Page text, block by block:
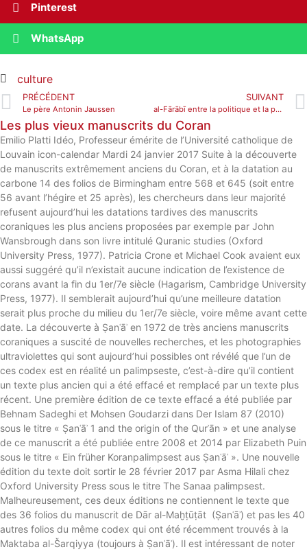
Pinterest
WhatsApp
culture
PRÉCÉDENT
Le père Antonin Jaussen
SUIVANT
al-Fārābī entre la politique et la philosophie de la religion
Les plus vieux manuscrits du Coran
Emilio Platti Idéo, Professeur émérite de l’Université catholique de
Louvain icon-calendar Mardi 24 janvier 2017 Suite à la découverte
de manuscrits extrêmement anciens du Coran, et à la datation au
carbone 14 des folios de Birmingham entre 568 et 645 (soit entre
56 avant l’hégire et 25 après), les chercheurs dans leur majorité
refusent aujourd’hui les datations tardives des manuscrits
coraniques les plus anciens proposées par exemple par John
Wansbrough dans son livre intitulé Quranic studies (Oxford
University Press, 1977). Patricia Crone et Michael Cook avaient eux
aussi suggéré qu’il n’existait aucune indication de l’existence de
corans avant la fin du 1er/7e siècle (Hagarism, Cambridge University
Press, 1977). Il semblerait aujourd’hui qu’une meilleure datation
serait plus proche du milieu du 1er/7e siècle, voire même avant cette
date. La découverte à Ṣanʿāʾ en 1972 de très anciens manuscrits
coraniques a suscité de nouvelles recherches, et les photographies
ultraviolettes qui sont aujourd’hui possibles ont révélé que l’un de
ces codex est en réalité un palimpseste, c’est-à-dire qu’il contient
un texte plus ancien qui a été effacé et remplacé par un texte plus
récent. Une première édition de ce texte effacé a été publiée par
Behnam Sadeghi et Mohsen Goudarzi dans Der Islam 87 (2010)
sous le titre « Ṣanʿāʾ 1 and the origin of the Qurʾān » et une analyse
de ce manuscrit a été publiée entre 2008 et 2014 par Elizabeth Puin
sous le titre « Ein früher Koranpalimpsest aus Ṣanʿāʾ ». Une nouvelle
édition du texte doit sortir le 28 février 2017 par Asma Hilali chez
Oxford University Press sous le titre The Sanaa palimpsest.
Malheureusement, ces deux éditions ne contiennent le texte que
des 36 folios du manuscrit de Dār al-Maḫṭūṭāt (Ṣanʿāʾ) et pas les 40
autres folios du même codex qui ont été récemment trouvés à la
Maktaba al-Šarqiyya (toujours à Ṣanʿāʾ). Il est intéressant de noter